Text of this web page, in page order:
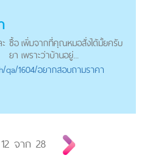
ซื้อ
ยา
เพิ่มจากที่คุณหมอสั่งได้มั้ยครับ
เพราะว่าบ้านอยู่...
qa/1604/อยากสอบถามราคา
12จาก 28